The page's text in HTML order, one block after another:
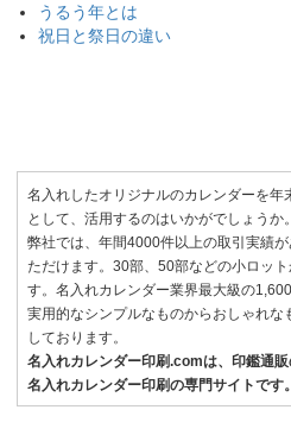
名入れしたオリジナルのカレンダーを
として、活用するのはいかがでしょうか。
弊社では、年間4000件以上の取引実績
ただけます。30部、50部などの小ロッ
す。名入れカレンダー業界最大級の
実用的なシンプルなものからおしゃれ
しております。
名入れカレンダー印刷.comは、印鑑通
名入れカレンダー印刷の専門サイトです。
50冊 33,900円
8月3日
長崎県
NB-186 3色ジャンボ文字(前後月)
100冊 61,900円
8月3日
東京都
NK-174 カラーラインメモ
30冊 27,880円
うるう年とは
祝日と祭日の違い